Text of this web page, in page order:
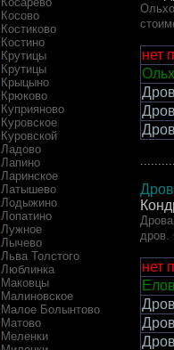
Косово
Костиково
Костино
Крутицы
Крутицы
Крыцыно
Крюково
Куприяново
Куровское
Куровской
Ладово
Лапино
Ларинское
Латышево
Лодыжино
Лопатино
Лужное
Лычево
Льва Толстого
Люблинка
Маковцы
Малиновское
Малое Болынтово
Матово
Меленки
нет
дров.
нет